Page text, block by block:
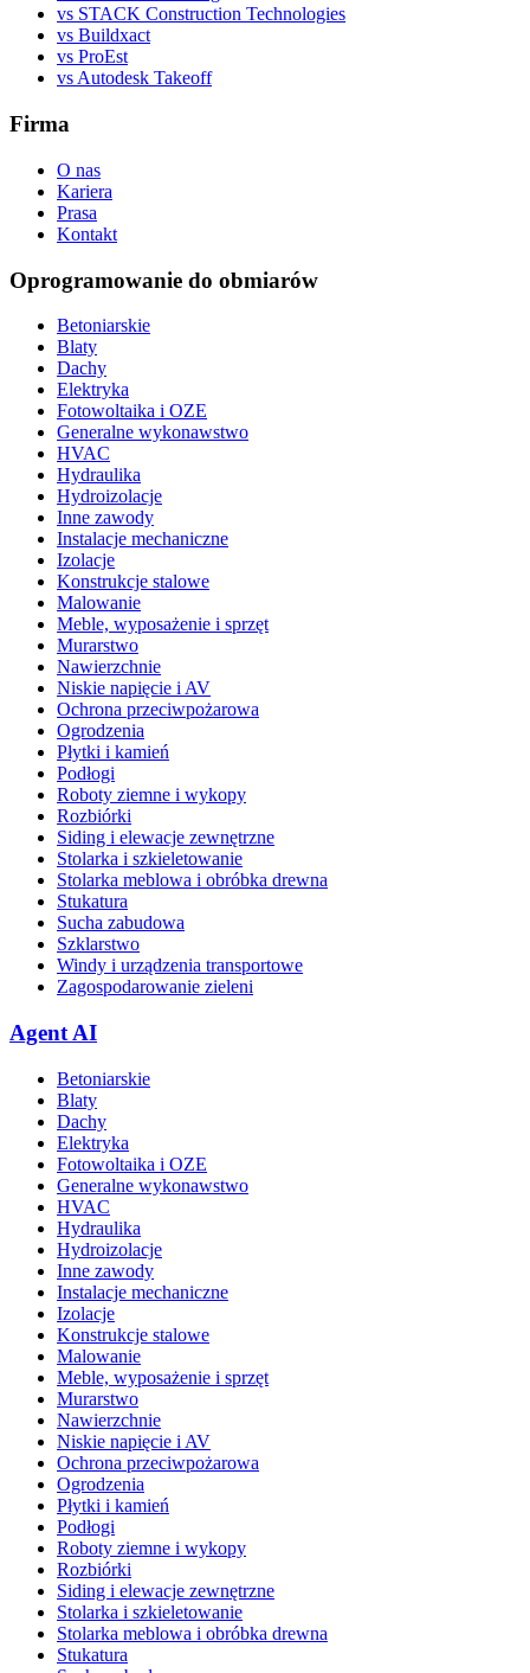
vs STACK Construction Technologies
vs Buildxact
vs ProEst
vs Autodesk Takeoff
Firma
O nas
Kariera
Prasa
Kontakt
Oprogramowanie do obmiarów
Betoniarskie
Blaty
Dachy
Elektryka
Fotowoltaika i OZE
Generalne wykonawstwo
HVAC
Hydraulika
Hydroizolacje
Inne zawody
Instalacje mechaniczne
Izolacje
Konstrukcje stalowe
Malowanie
Meble, wyposażenie i sprzęt
Murarstwo
Nawierzchnie
Niskie napięcie i AV
Ochrona przeciwpożarowa
Ogrodzenia
Płytki i kamień
Podłogi
Roboty ziemne i wykopy
Rozbiórki
Siding i elewacje zewnętrzne
Stolarka i szkieletowanie
Stolarka meblowa i obróbka drewna
Stukatura
Sucha zabudowa
Szklarstwo
Windy i urządzenia transportowe
Zagospodarowanie zieleni
Agent AI
Betoniarskie
Blaty
Dachy
Elektryka
Fotowoltaika i OZE
Generalne wykonawstwo
HVAC
Hydraulika
Hydroizolacje
Inne zawody
Instalacje mechaniczne
Izolacje
Konstrukcje stalowe
Malowanie
Meble, wyposażenie i sprzęt
Murarstwo
Nawierzchnie
Niskie napięcie i AV
Ochrona przeciwpożarowa
Ogrodzenia
Płytki i kamień
Podłogi
Roboty ziemne i wykopy
Rozbiórki
Siding i elewacje zewnętrzne
Stolarka i szkieletowanie
Stolarka meblowa i obróbka drewna
Stukatura